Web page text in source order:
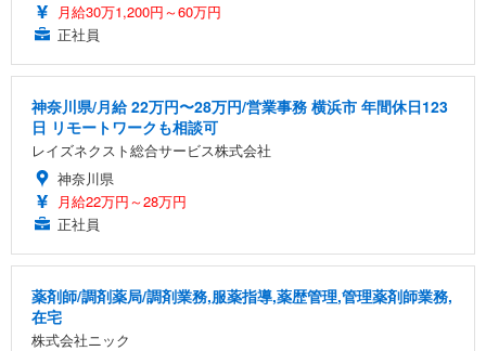
月給30万1,200円～60万円
正社員
神奈川県/月給 22万円〜28万円/営業事務 横浜市 年間休日123
日 リモートワークも相談可
レイズネクスト総合サービス株式会社
神奈川県
月給22万円～28万円
正社員
薬剤師/調剤薬局/調剤業務,服薬指導,薬歴管理,管理薬剤師業務,
在宅
株式会社ニック